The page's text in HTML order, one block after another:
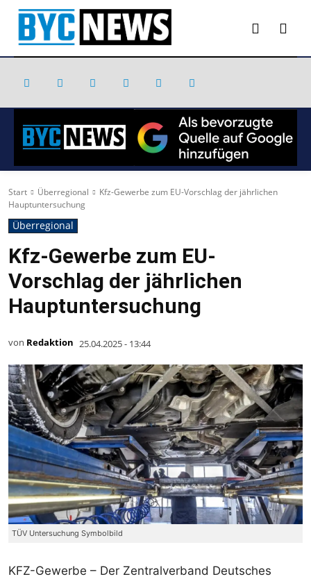
Start Überregional
Kfz-Gewerbe zum EU-Vorschlag der jährlichen
Hauptuntersuchung
Überregional
Kfz-Gewerbe zum EU-
Vorschlag der jährlichen
Hauptuntersuchung
von Redaktion 25.04.2025 - 13:44
TÜV Untersuchung Symbolbild
KFZ-Gewerbe – Der Zentralverband Deutsches